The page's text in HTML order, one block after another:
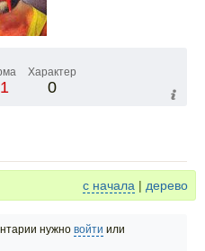
Характер
0
с начала | дерево
нужно войти или